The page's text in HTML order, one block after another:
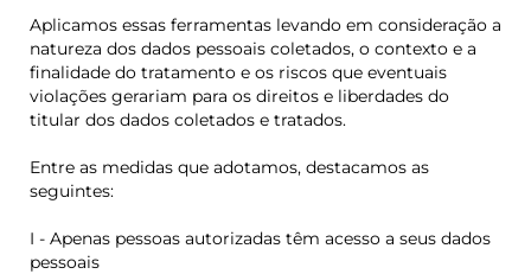
Aplicamos essas ferramentas levando em consideração a
natureza dos dados pessoais coletados, o contexto e a
finalidade do tratamento e os riscos que eventuais
violações gerariam para os direitos e liberdades do
titular dos dados coletados e tratados.
Entre as medidas que adotamos, destacamos as
seguintes:
I - Apenas pessoas autorizadas têm acesso a seus dados
pessoais